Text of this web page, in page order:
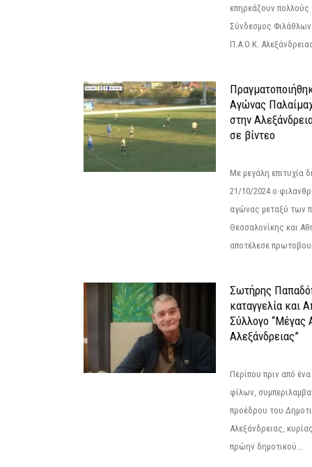
επηρεάζουν πολλούς
Σύνδεσμος
Π.Α.Ο.Κ.
Αγώνας
στην
σε βίντεο
Με μεγάλη επιτυχία
21/10/2024 ο
αγώνας μεταξύ των
Θεσσαλονίκης και
αποτέλεσε
Σωτήρης
καταγγελία και
Σύλλογο “Μέγας
Αλεξάνδρειας”
Περίπου πριν από
φίλων,
προέδρου του
Αλεξάνδρειας,
πρώην δημοτικού...